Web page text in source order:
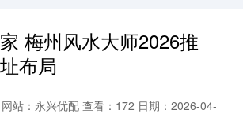
梅州风水大师2026推
布局
网站：永兴优配 查看：172 日期：2026-04-